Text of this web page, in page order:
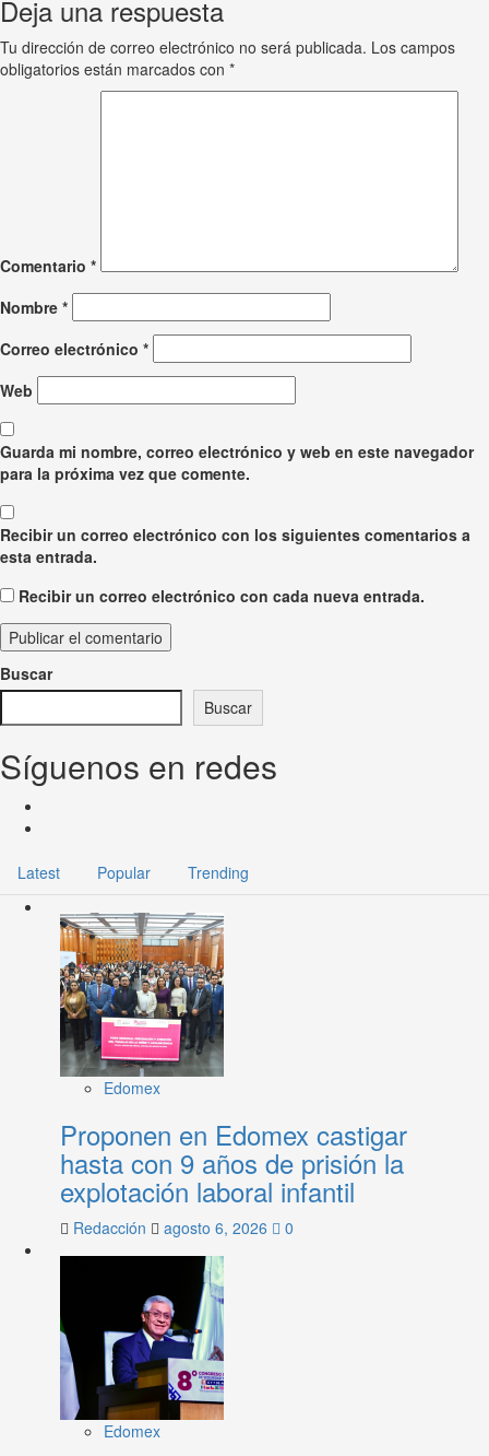
Deja una respuesta
Tu dirección de correo electrónico no será publicada. Los campos
obligatorios están marcados con *
Comentario *
Nombre *
Correo electrónico *
Web
Guarda mi nombre, correo electrónico y web en este navegador
para la próxima vez que comente.
Recibir un correo electrónico con los siguientes comentarios a
esta entrada.
Recibir un correo electrónico con cada nueva entrada.
Buscar
Buscar
Síguenos en redes
Latest Popular Trending
Edomex
Proponen en Edomex castigar
hasta con 9 años de prisión la
explotación laboral infantil
Redacción agosto 6, 2026 0
Edomex